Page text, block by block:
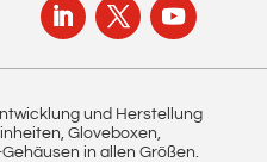
und Herstellung
Gloveboxen,
in allen Größen.